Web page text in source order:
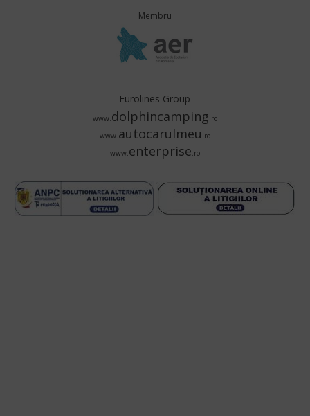
Membru
Eurolines Group
www.dolphincamping.ro
www.autocarulmeu .ro
www.enterprise.ro